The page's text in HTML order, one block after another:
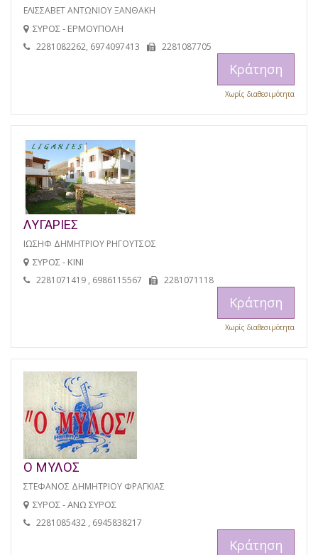
ΕΛΙΣΣΑΒΕΤ ΑΝΤΩΝΙΟΥ ΞΑΝΘΑΚΗ
ΣΥΡΟΣ - ΕΡΜΟΥΠΟΛΗ
2281082262, 6974097413 2281087705
Κράτηση
Χωρίς διαθεσιμότητα
ΛΥΓΑΡΙΕΣ
ΙΩΣΗΦ ΔΗΜΗΤΡΙΟΥ ΡΗΓΟΥΤΣΟΣ
ΣΥΡΟΣ - ΚΙΝΙ
2281071419 , 6986115567 2281071118
Κράτηση
Χωρίς διαθεσιμότητα
Ο ΜΥΛΟΣ
ΣΤΕΦΑΝΟΣ ΔΗΜΗΤΡΙΟΥ ΦΡΑΓΚΙΑΣ
ΣΥΡΟΣ - ΑΝΩ ΣΥΡΟΣ
2281085432 , 6945838217
Κράτηση